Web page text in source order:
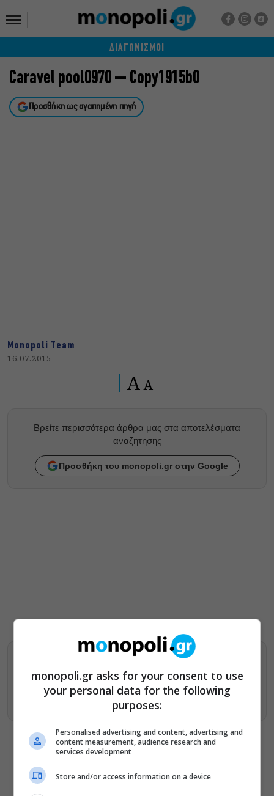
ΔΙΑΓΩΝΙΣΜΟΙ
Caravel pool0970 – Copy1915b0
Προσθήκη ως αγαπημένη πηγή
Monopoli Team
16.07.2015
A A
Βρείτε περισσότερα άρθρα μας στα αποτελέσματα
αναζητησης
Προσθήκη του monopoli.gr στην Google
Βρείτε περισσότερα άρθρα μας στα αποτελέσματα
αναζητησης
Προσθήκη του monopoli.gr στην Google
ΔΕΙΤΕ ΕΠΙΣΗΣ
monopoli.gr asks for your consent to use
your personal data for the following
purposes:
Personalised advertising and content, advertising and
content measurement, audience research and
services development
Store and/or access information on a device